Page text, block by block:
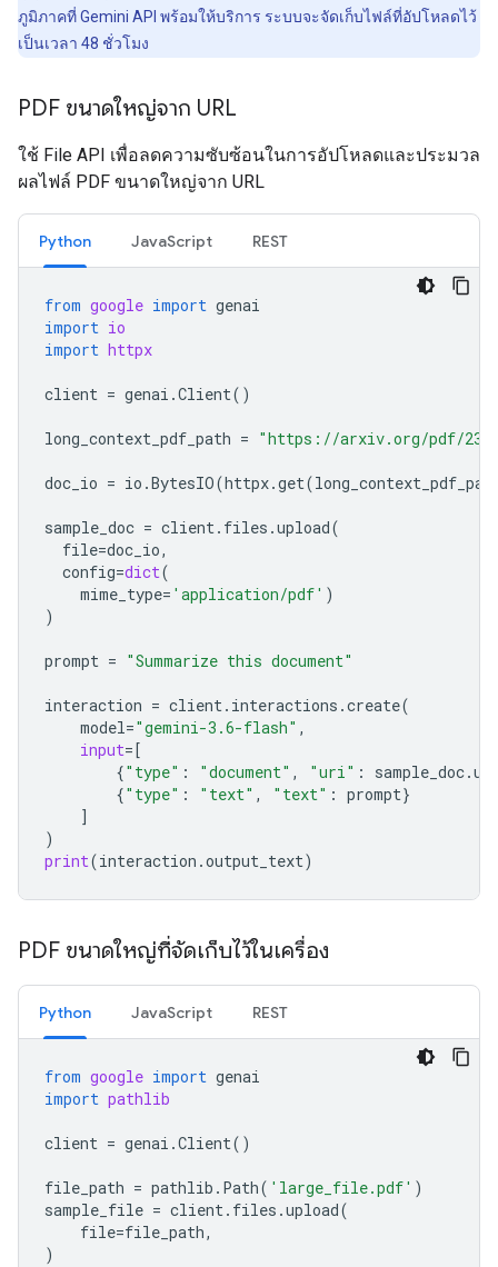
ภูมิภาคที่ Gemini API พร้อมให้บริการ ระบบจะจัดเก็บไฟล์ที่อัปโหลดไว้
เป็นเวลา 48 ชั่วโมง
PDF ขนาดใหญ่จาก URL
ใช้ File API เพื่อลดความซับซ้อนในการอัปโหลดและประมวล
ผลไฟล์ PDF ขนาดใหญ่จาก URL
Python JavaScript REST
from google import genai
import io
import httpx
client = genai .Client()
long_context_pdf_path = "https://arxiv.org/pdf/
doc_io = io .BytesIO(httpx.get(
sample_doc = client. files .upload(
file=doc_io,
config=dict(
mime_type= 'application/pdf' )
)
prompt = "Summarize this document"
interaction = client. interactions .create(
model="gemini-3.6-flash" ,
input=[
{"type" : "document" , "uri" : sample_doc.
{"type" : "text" , "text" : prompt}
]
)
print(interaction .output_text)
PDF ขนาดใหญ่ที่จัดเก็บไว้ในเครื่อง
Python JavaScript REST
from google import genai
import pathlib
client = genai .Client()
file_path = pathlib . Path( 'large_file.pdf' )
sample_file = client. files .upload(
file=file_path,
)